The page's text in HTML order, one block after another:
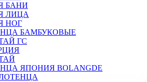
БАНИ
ЛИЦА
НОГ
БАМБУКОВЫЕ
ГС
ЯПОНИЯ BOLANGDE